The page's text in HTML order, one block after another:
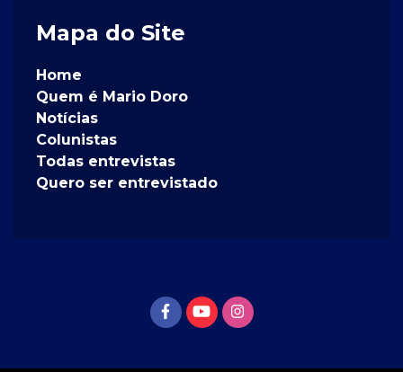
Mapa do Site
Home
Quem é Mario Doro
Notícias
Colunistas
Todas entrevistas
Quero ser entrevistado